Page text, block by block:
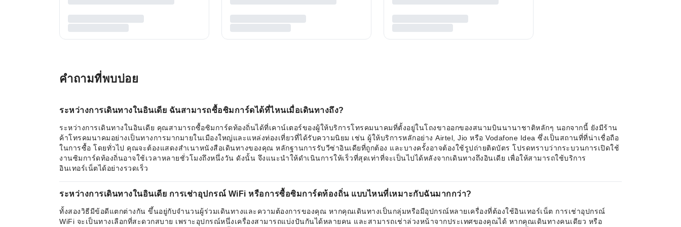
คำถามที่พบบ่อย
ระหว่างการเดินทางในอินเดีย ฉันสามารถซื้อซิมการ์ดได้ที่ไหนเมื่อเดินทางถึง?
ระหว่างการเดินทางในอินเดีย คุณสามารถซื้อซิมการ์ดท้องถิ่นได้ที่เคาน์เตอร์ของผู้ให้บริการโทรคมนาคมที่ตั้งอยู่ในโถงขาออกของสนามบินนานาชาติหลักๆ นอกจากนี้ ยังมีร้าน
ค้าโทรคมนาคมอย่างเป็นทางการมากมายในเมืองใหญ่และแหล่งท่องเที่ยวที่ได้รับความนิยม เช่น ผู้ให้บริการหลักอย่าง Airtel, Jio หรือ Vodafone Idea ซึ่งเป็นสถานที่ที่น่าเชื่อถือ
ในการซื้อ โดยทั่วไป คุณจะต้องแสดงสำเนาหนังสือเดินทางของคุณ หลักฐานการรับวีซ่าอินเดียที่ถูกต้อง และบางครั้งอาจต้องใช้รูปถ่ายติดบัตร โปรดทราบว่ากระบวนการเปิดใช้
งานซิมการ์ดท้องถิ่นอาจใช้เวลาหลายชั่วโมงถึงหนึ่งวัน ดังนั้น จึงแนะนำให้ดำเนินการให้เร็วที่สุดเท่าที่จะเป็นไปได้หลังจากเดินทางถึงอินเดีย เพื่อให้สามารถใช้บริการ
อินเทอร์เน็ตได้อย่างรวดเร็ว
ระหว่างการเดินทางในอินเดีย การเช่าอุปกรณ์ WiFi หรือการซื้อซิมการ์ดท้องถิ่น แบบไหนที่เหมาะกับฉันมากกว่า?
ทั้งสองวิธีมีข้อดีแตกต่างกัน ขึ้นอยู่กับจำนวนผู้ร่วมเดินทางและความต้องการของคุณ หากคุณเดินทางเป็นกลุ่มหรือมีอุปกรณ์หลายเครื่องที่ต้องใช้อินเทอร์เน็ต การเช่าอุปกรณ์
WiFi จะเป็นทางเลือกที่สะดวกสบาย เพราะอุปกรณ์หนึ่งเครื่องสามารถแบ่งปันกันได้หลายคน และสามารถเช่าล่วงหน้าจากประเทศของคุณได้ หากคุณเดินทางคนเดียว หรือ